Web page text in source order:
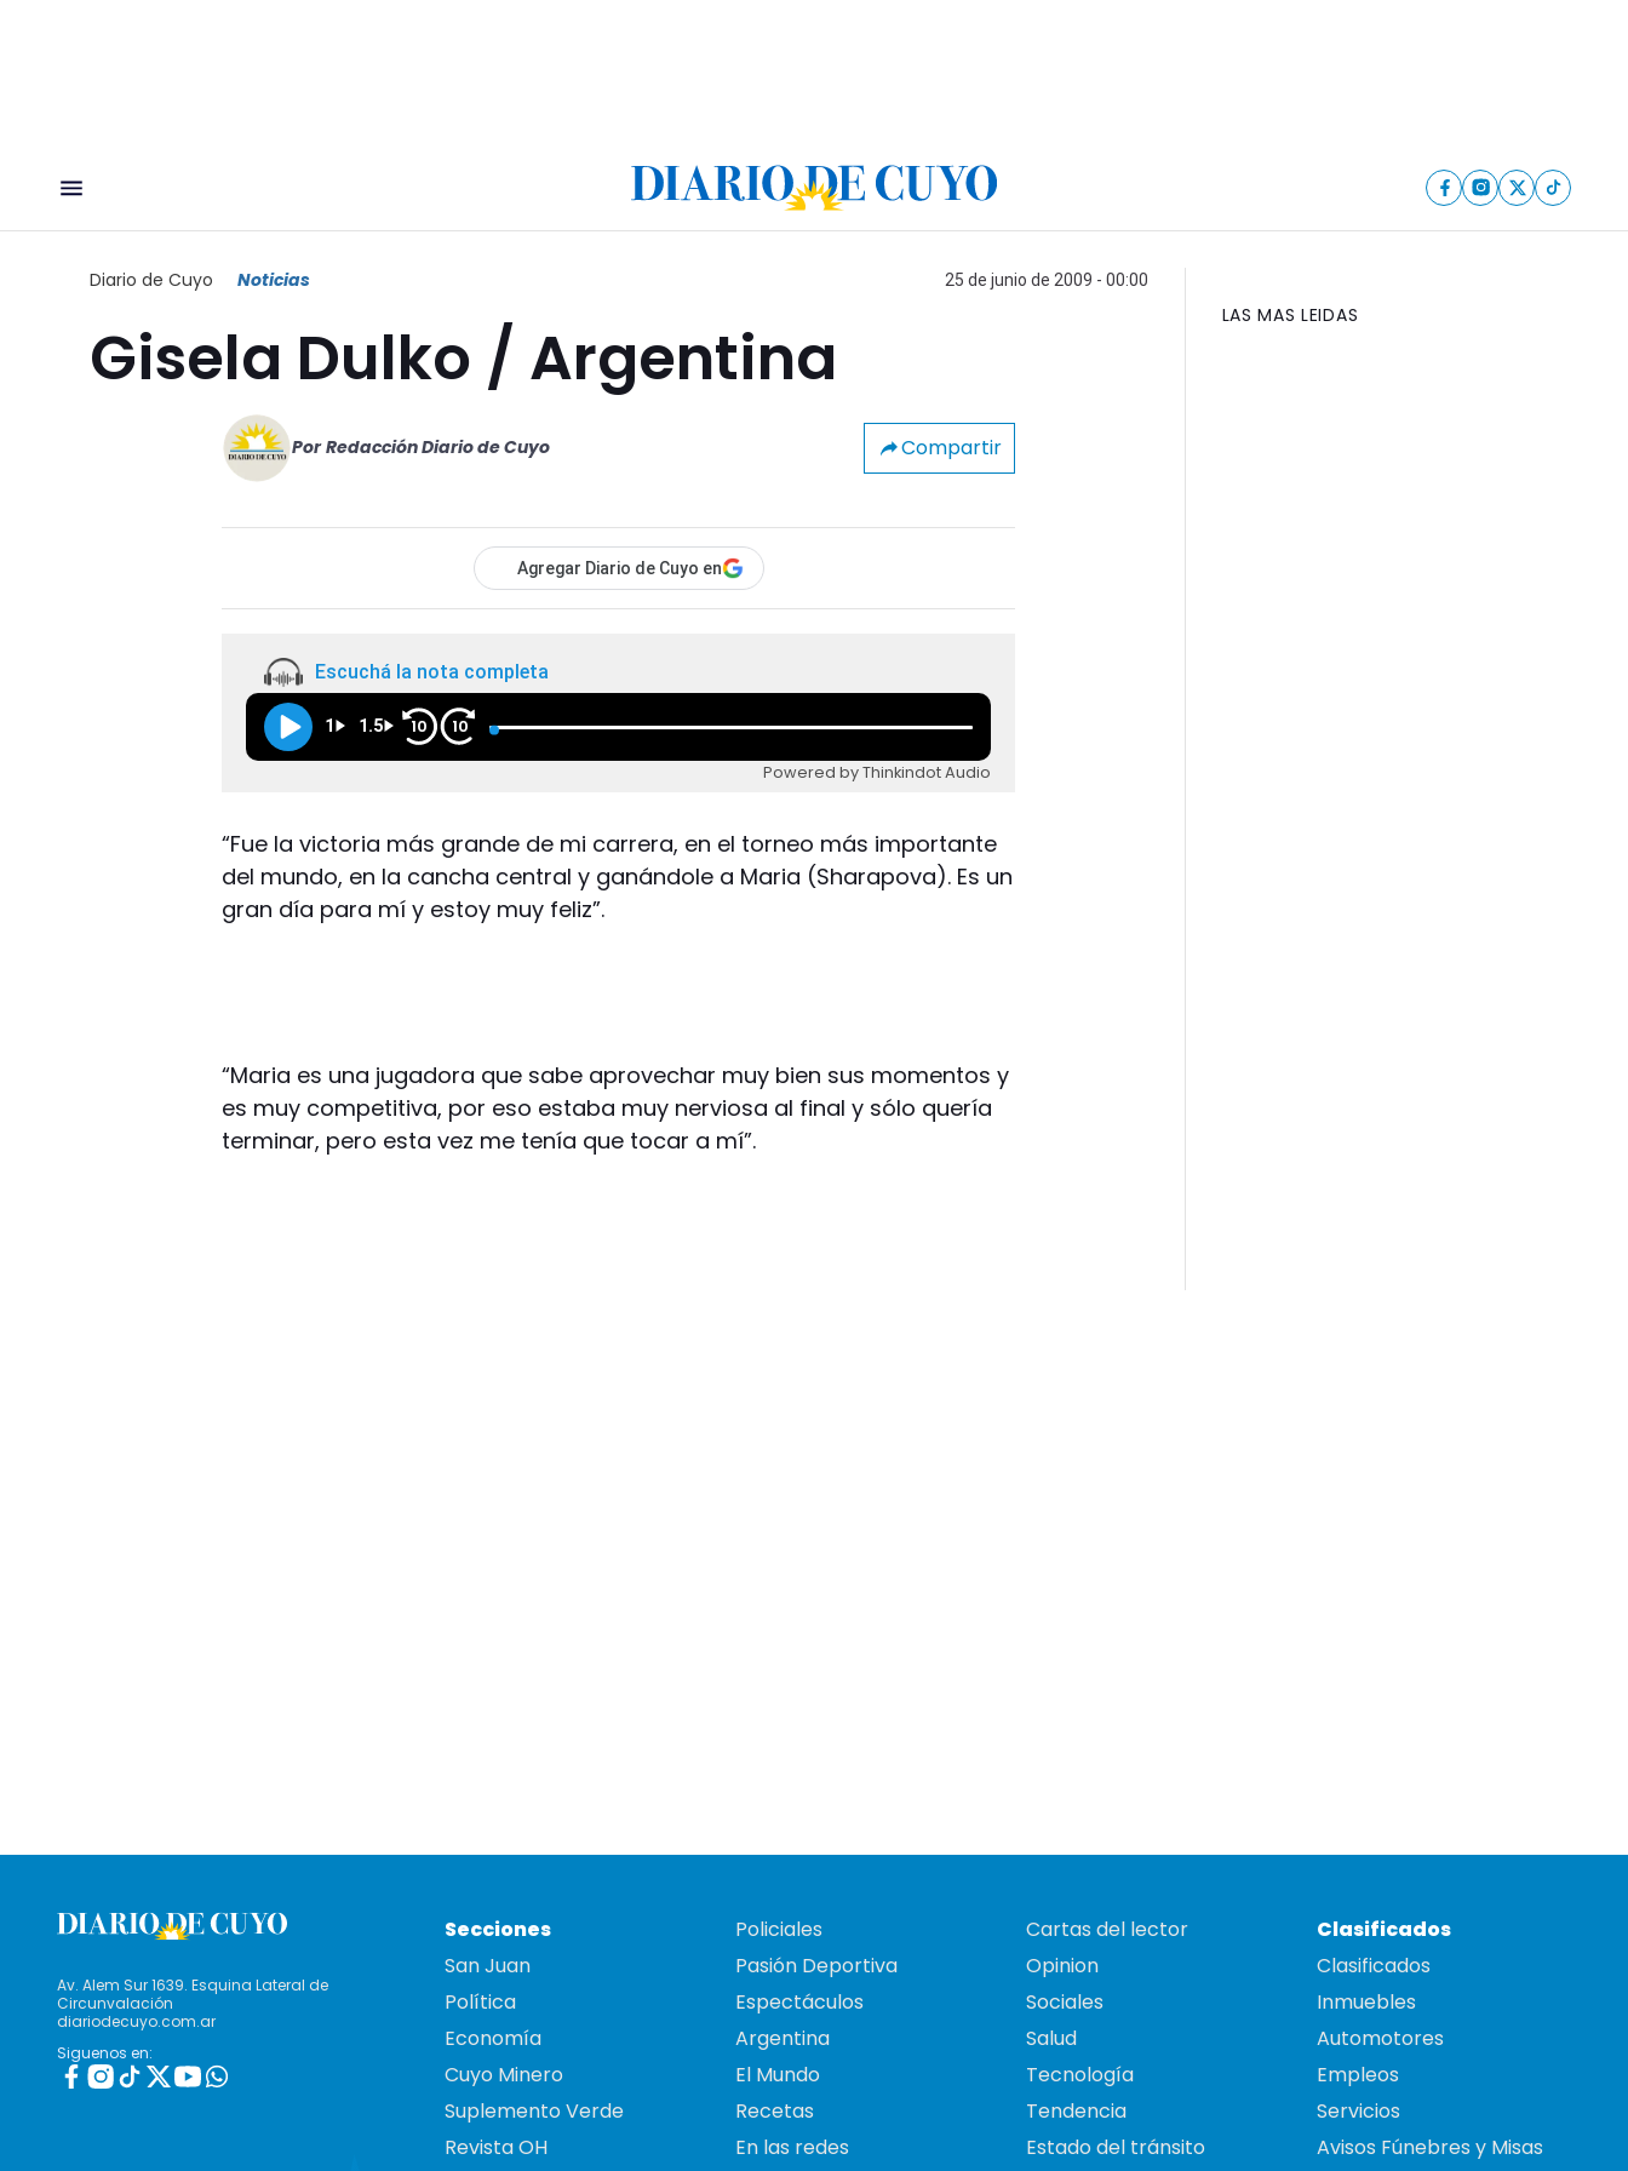
Diario de Cuyo Noticias 25 de junio de 2009 - 00:00
Gisela Dulko / Argentina
Por Redacción Diario de Cuyo Compartir
Agregar Diario de Cuyo en
Escuchá la nota completa
1 1.5 10 10
Powered by Thinkindot Audio
“Fue la victoria más grande de mi carrera, en el torneo más importante
del mundo, en la cancha central y ganándole a Maria (Sharapova). Es un
gran día para mí y estoy muy feliz”.
“Maria es una jugadora que sabe aprovechar muy bien sus momentos y
es muy competitiva, por eso estaba muy nerviosa al final y sólo quería
terminar, pero esta vez me tenía que tocar a mí”.
LAS MAS LEIDAS
Av. Alem Sur 1639. Esquina Lateral de
Circunvalación
diariodecuyo.com.ar
Siguenos en:
Secciones
San Juan
Política
Economía
Cuyo Minero
Suplemento Verde
Revista OH
Policiales
Pasión Deportiva
Espectáculos
Argentina
El Mundo
Recetas
En las redes
Cartas del lector
Opinion
Sociales
Salud
Tecnología
Tendencia
Estado del tránsito
Clasificados
Clasificados
Inmuebles
Automotores
Empleos
Servicios
Avisos Fúnebres y Misas